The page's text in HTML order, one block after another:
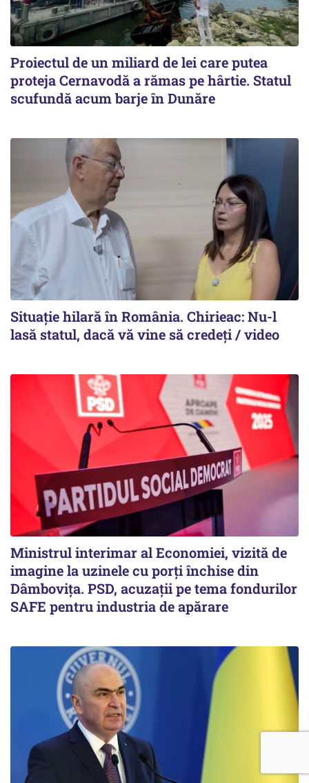
Proiectul de un miliard de lei care putea
proteja Cernavodă a rămas pe hârtie. Statul
scufundă acum barje în Dunăre
Situație hilară în România. Chirieac: Nu-l
lasă statul, dacă vă vine să credeți / video
Ministrul interimar al Economiei, vizită de
imagine la uzinele cu porți închise din
Dâmbovița. PSD, acuzații pe tema fondurilor
SAFE pentru industria de apărare